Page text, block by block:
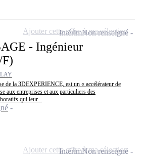
- Ingénieur
de la 3DEXPERIENCE, est un « accélérateur de
aux entreprises et aux particuliers des
qui leur...
IntérimNon renseigné
Ajouter cette offre à ma sélection
IntérimNon renseigné
Ajouter cette offre à ma sélection